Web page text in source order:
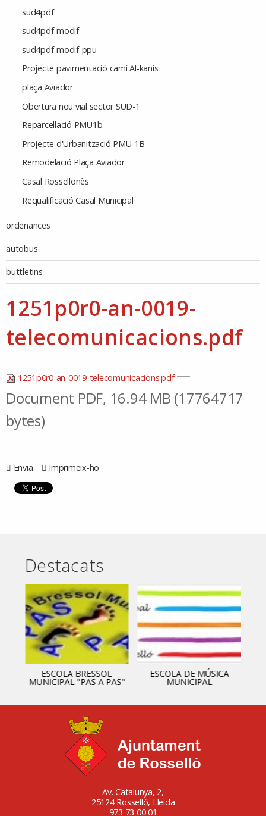
sud4pdf
sud4pdf-modif
sud4pdf-modif-ppu
Projecte pavimentació camí Al-kanis
plaça Aviador
Obertura nou vial sector SUD-1
Reparcel·lació PMU1b
Projecte d'Urbanització PMU-1B
Remodelació Plaça Aviador
Casal Rossellonès
Requalificació Casal Municipal
ordenances
autobus
buttletins
1251p0r0-an-0019-
telecomunicacions.pdf
1251p0r0-an-0019-telecomunicacions.pdf—
Document PDF, 16.94 MB (17764717
bytes)
Envia Imprimeix-ho
Destacats
ESCOLA BRESSOL
MUNICIPAL "PAS A PAS"
ESCOLA DE MÚSICA
MUNICIPAL
Av. Catalunya, 2,
25124 Rosselló, Lleida
973 73 00 01